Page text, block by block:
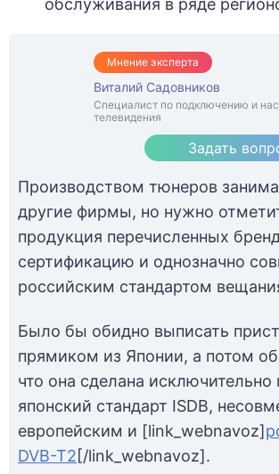
обслуживания в ряде
Мнение эксперта
Виталий Садовников
Специалист по подключению и
телевидения
Задать
Производством тюнеров
другие фирмы, но нужно
продукция перечисленных
сертификацию и однозначно
российским стандартом
Было бы обидно выписать
прямиком из Японии, а потом
что она сделана исключительно
японский стандарт ISDB,
европейским и [link_webnavoz]
DVB-T2[/link_webnavoz].